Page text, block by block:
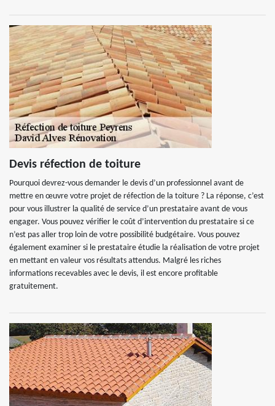
Devis réfection de toiture
Pourquoi devrez-vous demander le devis d’un professionnel avant de
mettre en œuvre votre projet de réfection de la toiture ? La réponse, c’est
pour vous illustrer la qualité de service d’un prestataire avant de vous
engager. Vous pouvez vérifier le coût d’intervention du prestataire si ce
n’est pas aller trop loin de votre possibilité budgétaire. Vous pouvez
également examiner si le prestataire étudie la réalisation de votre projet
en mettant en valeur vos résultats attendus. Malgré les riches
informations recevables avec le devis, il est encore profitable
gratuitement.